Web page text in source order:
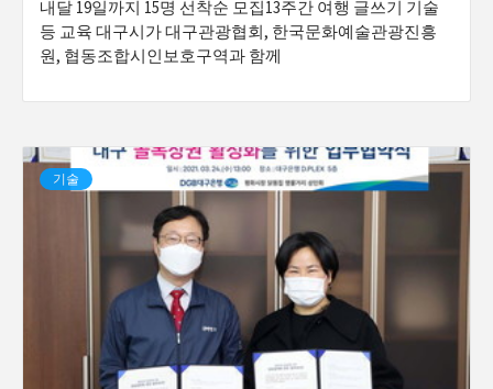
내달 19일까지 15명 선착순 모집13주간 여행 글쓰기 기술
등 교육 대구시가 대구관광협회, 한국문화예술관광진흥
원, 협동조합시인보호구역과 함께
기술